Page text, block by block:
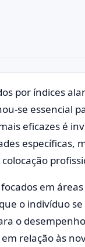
por índices
se essencial
eficazes é
específicas,
focados em
o indivíduo
o
relação às